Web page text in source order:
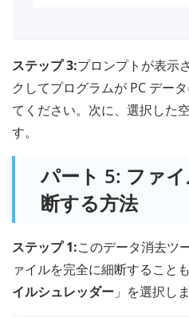
ステップ 3:プロンプトが表示
クしてプログラムが PC デー
てください。次に、選択した
す。
パート 5: ファ
断する方法
ステップ 1:このデータ消去ツ
ァイルを完全に細断すること
イルシュレッダー 」を選択しま